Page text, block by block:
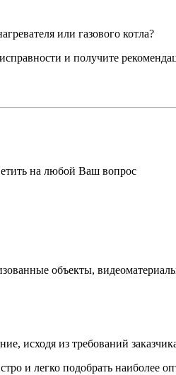
или газового котла?
и получите
на любой Ваш вопрос
объекты,
исходя из требований
и легко подобрать наиболее